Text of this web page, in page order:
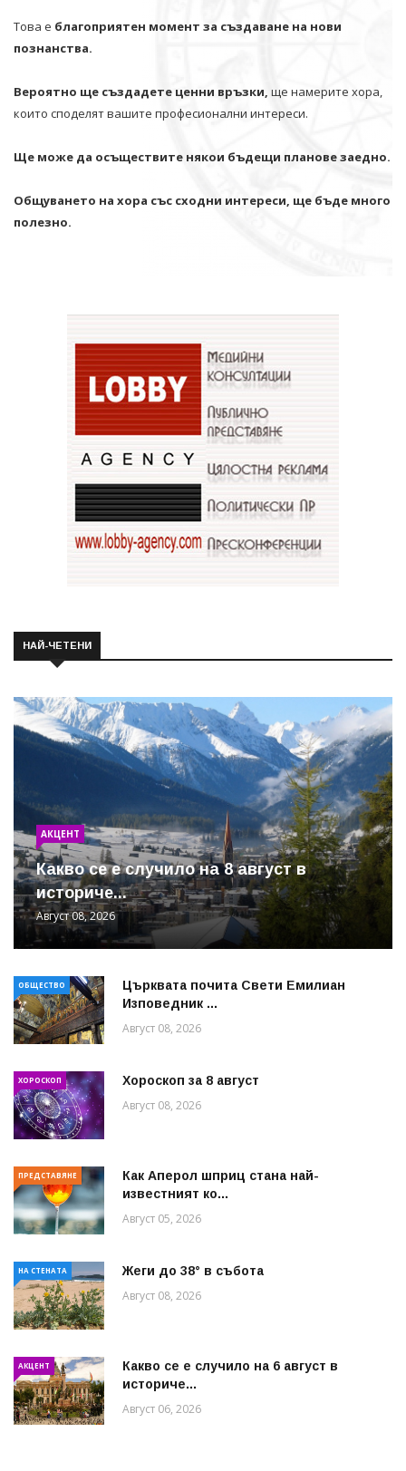
Това е благоприятен момент за създаване на нови
познанства.
Вероятно ще създадете ценни връзки, ще намерите хора,
които споделят вашите професионални интереси.
Ще може да осъществите някои бъдещи планове заедно.
Общуването на хора със сходни интереси, ще бъде много
полезно.
НАЙ-ЧЕТЕНИ
АКЦЕНТ
Какво се е случило на 8 август в
историче...
Август 08, 2026
ОБЩЕСТВО
Църквата почита Свeти Емилиан
Изповедник ...
Август 08, 2026
ХОРОСКОП Хороскоп за 8 август
Август 08, 2026
ПРЕДСТАВЯНЕ
Как Аперол шприц стана най-
известният ко...
Август 05, 2026
НА СТЕНАТА Жеги до 38° в събота
Август 08, 2026
АКЦЕНТ
Какво се е случило на 6 август в
историче...
Август 06, 2026